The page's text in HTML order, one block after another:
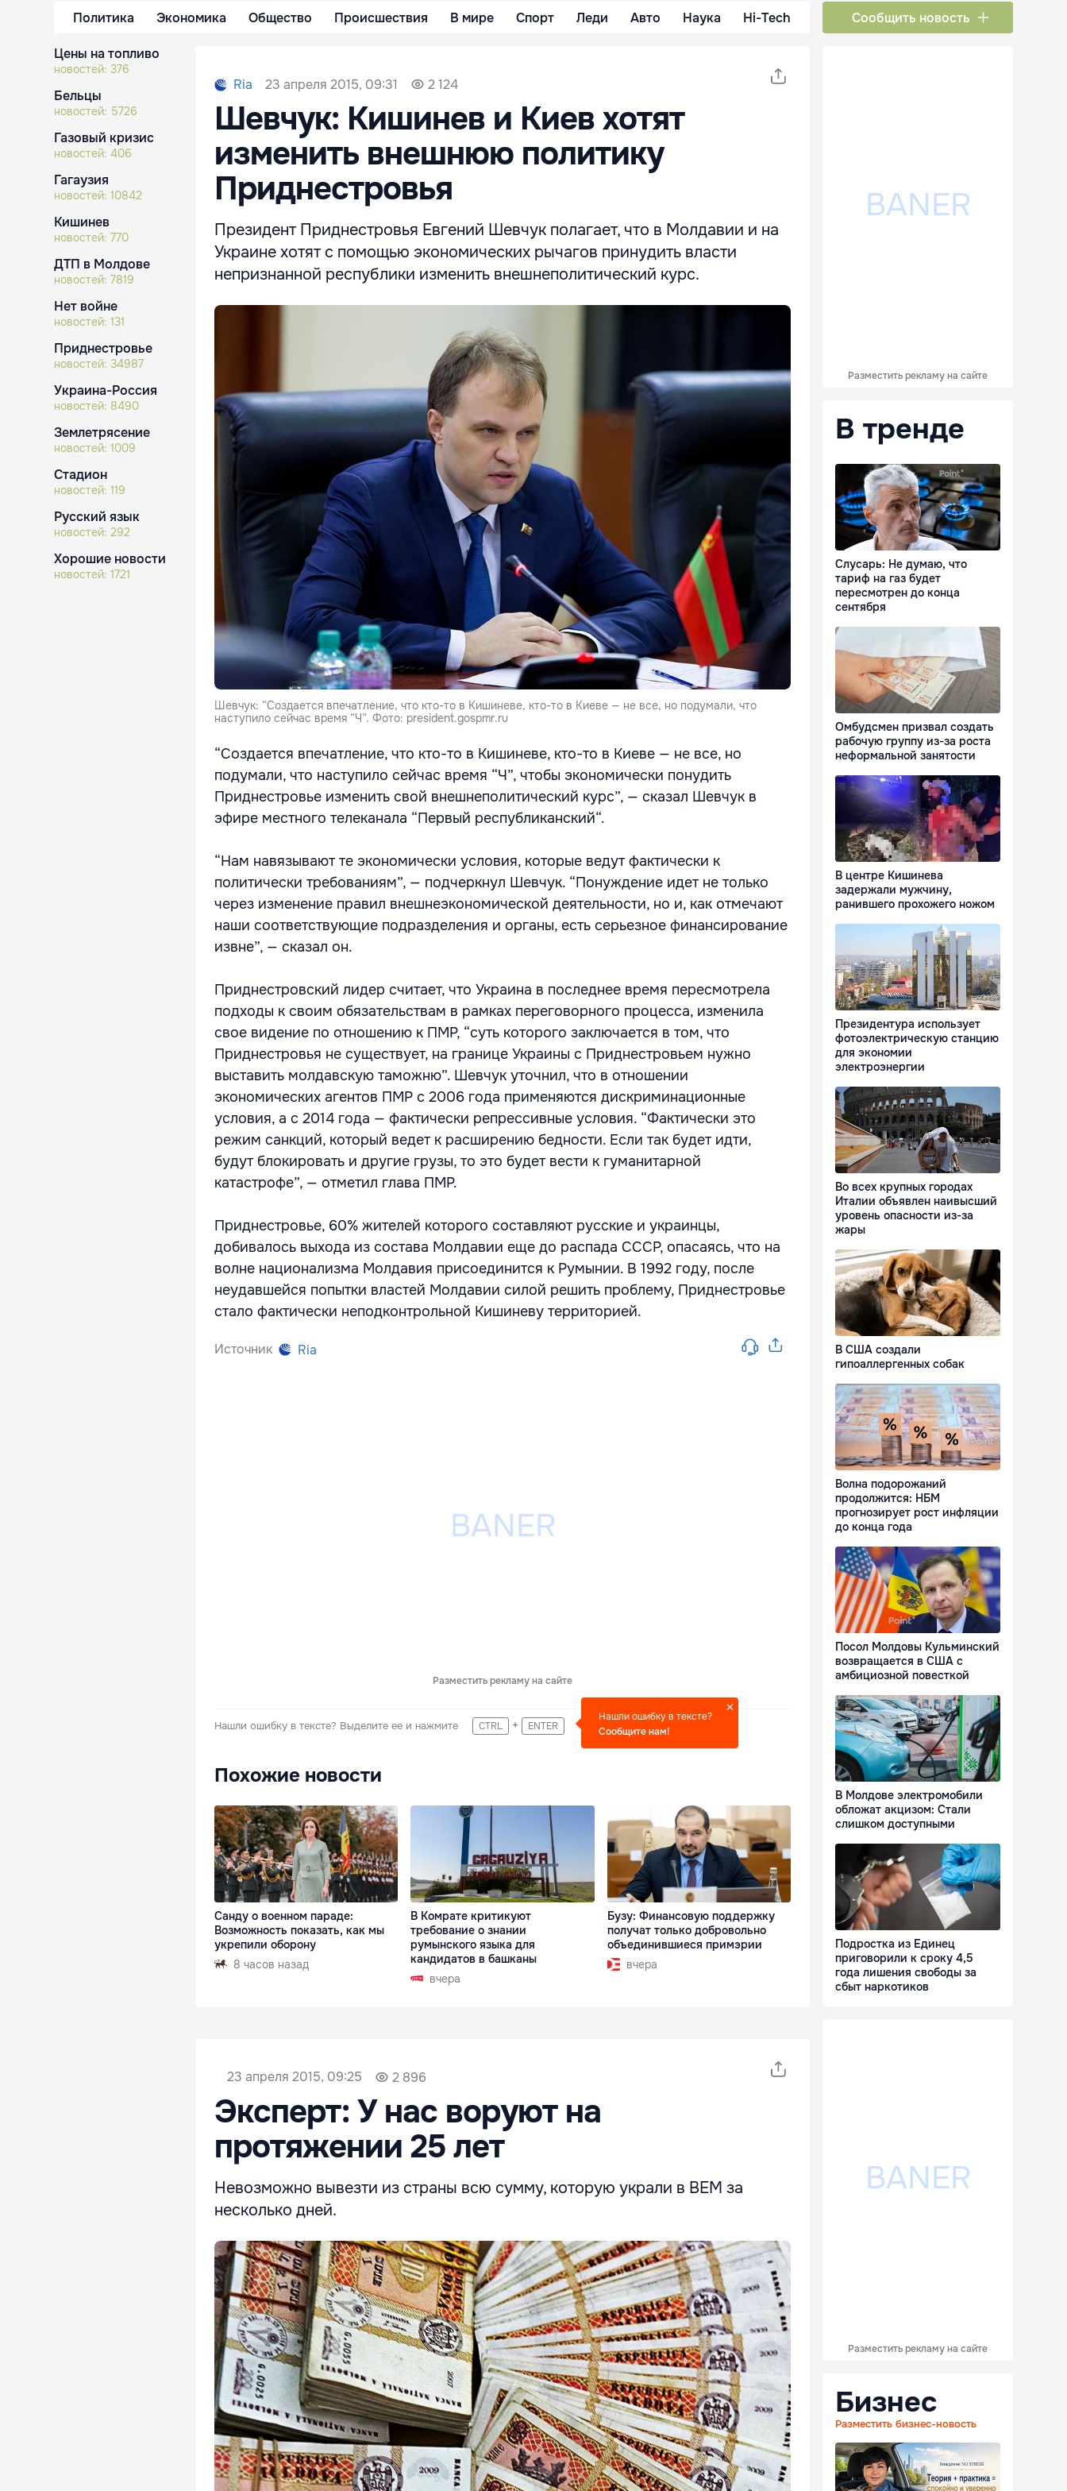
Политика Экономика Общество Происшествия В мире Спорт Леди Авто Наука Hi-Tech Сообщить новость
Цены на топливо
новостей: 376
Бельцы
новостей: 5726
Газовый кризис
новостей: 406
Гагаузия
новостей: 10842
Кишинев
новостей: 770
ДТП в Молдове
новостей: 7819
Нет войне
новостей: 131
Приднестровье
новостей: 34987
Украина-Россия
новостей: 8490
Землетрясение
новостей: 1009
Стадион
новостей: 119
Русский язык
новостей: 292
Хорошие новости
новостей: 1721
Ria 23 апреля 2015, 09:31 2 124
Шевчук: Кишинев и Киев хотят
изменить внешнюю политику
Приднестровья
Президент Приднестровья Евгений Шевчук полагает, что в Молдавии и на
Украине хотят с помощью экономических рычагов принудить власти
непризнанной республики изменить внешнеполитический курс.
Шевчук: “Создается впечатление, что кто-то в Кишиневе, кто-то в Киеве — не все, но подумали, что
наступило сейчас время “Ч”. Фото: president.gospmr.ru
“Создается впечатление, что кто-то в Кишиневе, кто-то в Киеве — не все, но
подумали, что наступило сейчас время “Ч”, чтобы экономически понудить
Приднестровье изменить свой внешнеполитический курс”, — сказал Шевчук в
эфире местного телеканала “Первый республиканский“.
“Нам навязывают те экономически условия, которые ведут фактически к
политически требованиям”, — подчеркнул Шевчук. “Понуждение идет не только
через изменение правил внешнеэкономической деятельности, но и, как отмечают
наши соответствующие подразделения и органы, есть серьезное финансирование
извне”, — сказал он.
Приднестровский лидер считает, что Украина в последнее время пересмотрела
подходы к своим обязательствам в рамках переговорного процесса, изменила
свое видение по отношению к ПМР, “суть которого заключается в том, что
Приднестровья не существует, на границе Украины с Приднестровьем нужно
выставить молдавскую таможню”. Шевчук уточнил, что в отношении
экономических агентов ПМР с 2006 года применяются дискриминационные
условия, а с 2014 года — фактически репрессивные условия. “Фактически это
режим санкций, который ведет к расширению бедности. Если так будет идти,
будут блокировать и другие грузы, то это будет вести к гуманитарной
катастрофе”, — отметил глава ПМР.
Приднестровье, 60% жителей которого составляют русские и украинцы,
добивалось выхода из состава Молдавии еще до распада СССР, опасаясь, что на
волне национализма Молдавия присоединится к Румынии. В 1992 году, после
неудавшейся попытки властей Молдавии силой решить проблему, Приднестровье
стало фактически неподконтрольной Кишиневу территорией.
Источник Ria
Разместить рекламу на сайте
Нашли ошибку в тексте? Выделите ее и нажмите CTRL + ENTER
Нашли ошибку в тексте?
Сообщите нам!
Похожие новости
Санду о военном параде:
Возможность показать, как мы
укрепили оборону
8 часов назад
В Комрате критикуют
требование о знании
румынского языка для
кандидатов в башканы
вчера
Бузу: Финансовую поддержку
получат только добровольно
объединившиеся примэрии
вчера
23 апреля 2015, 09:25 2 896
Эксперт: У нас воруют на
протяжении 25 лет
Невозможно вывезти из страны всю сумму, которую украли в BEM за
несколько дней.
Разместить рекламу на сайте
В тренде
Слусарь: Не думаю, что
тариф на газ будет
пересмотрен до конца
сентября
Омбудсмен призвал создать
рабочую группу из-за роста
неформальной занятости
В центре Кишинева
задержали мужчину,
ранившего прохожего ножом
Президентура использует
фотоэлектрическую станцию
для экономии
электроэнергии
Во всех крупных городах
Италии объявлен наивысший
уровень опасности из-за
жары
В США создали
гипоаллергенных собак
Волна подорожаний
продолжится: НБМ
прогнозирует рост инфляции
до конца года
Посол Молдовы Кульминский
возвращается в США с
амбициозной повесткой
В Молдове электромобили
обложат акцизом: Стали
слишком доступными
Подростка из Единец
приговорили к сроку 4,5
года лишения свободы за
сбыт наркотиков
Разместить рекламу на сайте
Бизнес
Разместить бизнес-новость